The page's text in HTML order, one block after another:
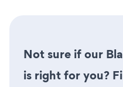
Not sure if our
is right for you?